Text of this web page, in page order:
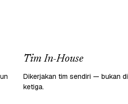
Tim In-House
Dikerjakan tim sendiri — bukan
ketiga.